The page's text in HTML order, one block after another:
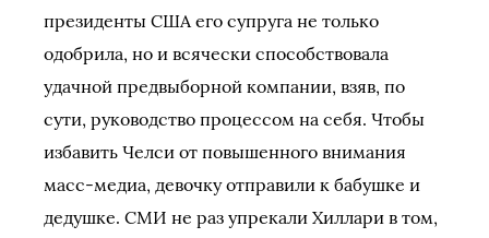
президенты США его супруга не только
одобрила, но и всячески способствовала
удачной предвыборной компании, взяв, по
сути, руководство процессом на себя. Чтобы
избавить Челси от повышенного внимания
масс-медиа, девочку отправили к бабушке и
дедушке. СМИ не раз упрекали Хиллари в том,